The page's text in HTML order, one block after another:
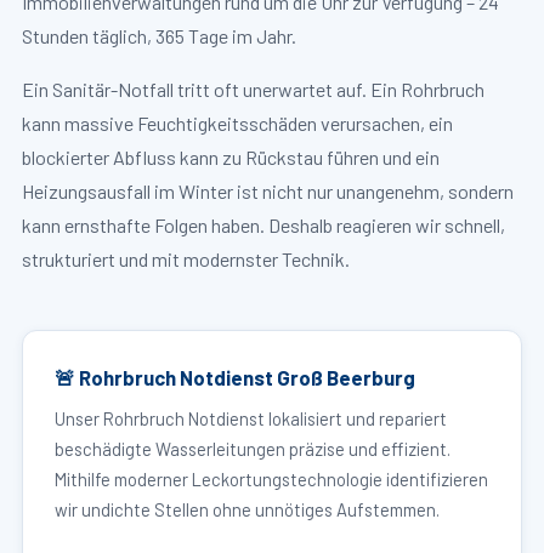
Stunden täglich, 365 Tage im Jahr.
Ein Sanitär-Notfall tritt oft unerwartet auf. Ein Rohrbruch
kann massive Feuchtigkeitsschäden verursachen, ein
blockierter Abfluss kann zu Rückstau führen und ein
Heizungsausfall im Winter ist nicht nur unangenehm, sondern
kann ernsthafte Folgen haben. Deshalb reagieren wir schnell,
strukturiert und mit modernster Technik.
🚨 Rohrbruch Notdienst Groß Beerburg
Unser Rohrbruch Notdienst lokalisiert und repariert
beschädigte Wasserleitungen präzise und effizient.
Mithilfe moderner Leckortungstechnologie identifizieren
wir undichte Stellen ohne unnötiges Aufstemmen.